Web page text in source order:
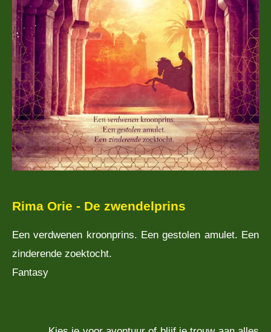
Rima Orie - De zwendelprins
Een verdwenen kroonprins. Een gestolen amulet. Een
zinderende zoektocht.
Fantasy